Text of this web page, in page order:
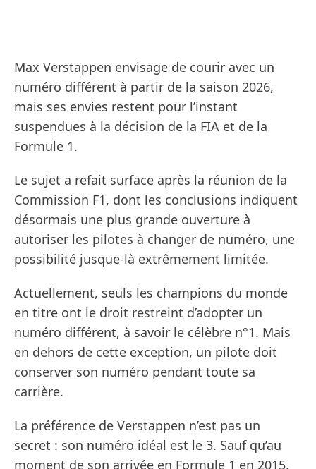
Max Verstappen envisage de courir avec un
numéro différent à partir de la saison 2026,
mais ses envies restent pour l’instant
suspendues à la décision de la FIA et de la
Formule 1.
Le sujet a refait surface après la réunion de la
Commission F1, dont les conclusions indiquent
désormais une plus grande ouverture à
autoriser les pilotes à changer de numéro, une
possibilité jusque-là extrêmement limitée.
Actuellement, seuls les champions du monde
en titre ont le droit restreint d’adopter un
numéro différent, à savoir le célèbre n°1. Mais
en dehors de cette exception, un pilote doit
conserver son numéro pendant toute sa
carrière.
La préférence de Verstappen n’est pas un
secret : son numéro idéal est le 3. Sauf qu’au
moment de son arrivée en Formule 1 en 2015,